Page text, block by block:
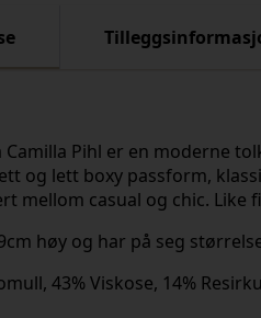
Camilla Pihl er en moderne
og lett boxy passform,
mellom casual og chic.
høy og har på seg
43% Viskose, 14%